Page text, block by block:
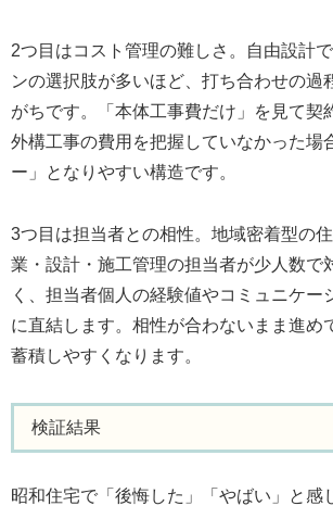
2つ目はコスト管理の難しさ。自由設計
ンの選択肢が多いほど、打ち合わせの過
がちです。「本体工事費だけ」を見て契
外構工事の費用を把握していなかった場
ー」となりやすい構造です。
3つ目は担当者との相性。地域密着型の
業・設計・施工管理の担当者が少人数で
く、担当者個人の経験値やコミュニケー
に直結します。相性が合わないまま進め
蓄積しやすくなります。
検証結果
昭和住宅で「後悔した」「やばい」と感